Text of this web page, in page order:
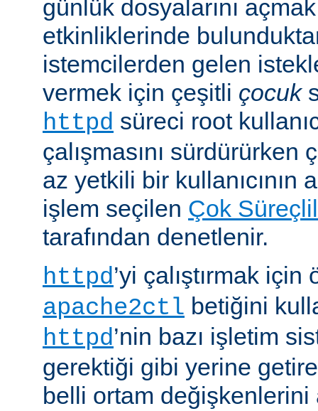
günlük dosyalarını
etkinliklerinde
istemcilerden gelen
vermek için çeşitli çocuk
httpd süreci root
çalışmasını
az yetkili bir kullanıcının
işlem seçilen Çok
tarafından denetlenir.
httpd’yi çalıştırmak
apache2ctl betiğini
httpd’nin bazı işletim
gerektiği gibi yerine
belli ortam